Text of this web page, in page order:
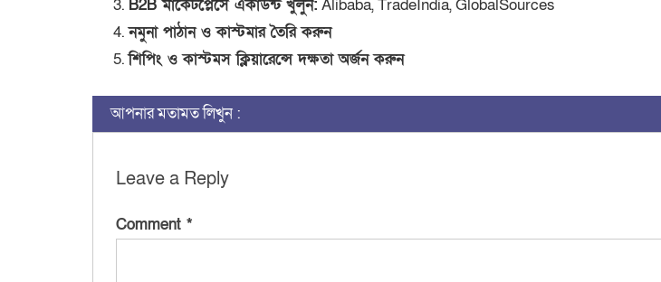
B2B মার্কেটপ্লেসে একাউন্ট খুলুন: Alibaba, TradeIndia, GlobalSources
নমুনা পাঠান ও কাস্টমার তৈরি করুন
শিপিং ও কাস্টমস ক্লিয়ারেন্সে দক্ষতা অর্জন করুন
আপনার মতামত লিখুন :
Leave a Reply
Comment *